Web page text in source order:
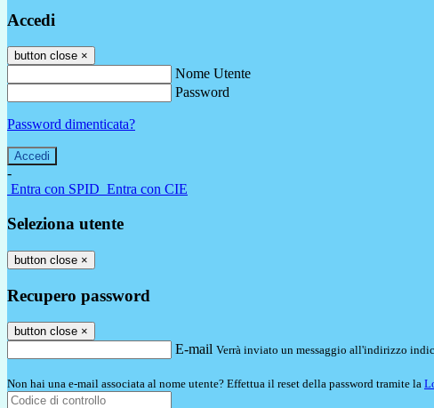
Accedi
button close ×
Nome Utente
Password
Password dimenticata?
-
Entra con SPID Entra con CIE
Seleziona utente
button close ×
Recupero password
button close ×
E-mail Verrà inviato un messaggio all'indirizzo
Non hai una e-mail associata al nome utente? Effettua il reset della password tramite la